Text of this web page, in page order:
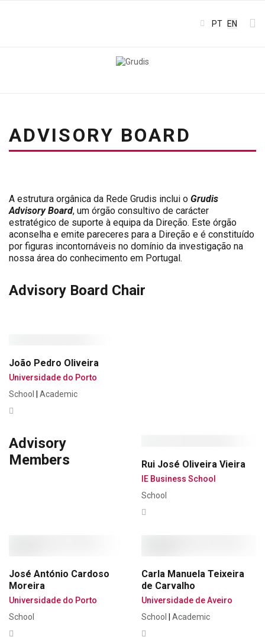
Select your
PT EN
ADVISORY BOARD
A estrutura orgânica da Rede Grudis inclui o Grudis
Advisory Board, um órgão consultivo de carácter
estratégico de suporte à equipa da Direção. Este órgão
aconselha e emite pareceres para a Direção e é constituído
por figuras incontornáveis no domínio da investigação na
nossa área do conhecimento em Portugal.
Advisory Board Chair
João Pedro Oliveira
Universidade do Porto
School
Academic
Advisory
Members
Rui José Oliveira Vieira
IE Business School
School
José António Cardoso
Moreira
Universidade do Porto
School
Carla Manuela Teixeira
de Carvalho
Universidade de Aveiro
School | Academic